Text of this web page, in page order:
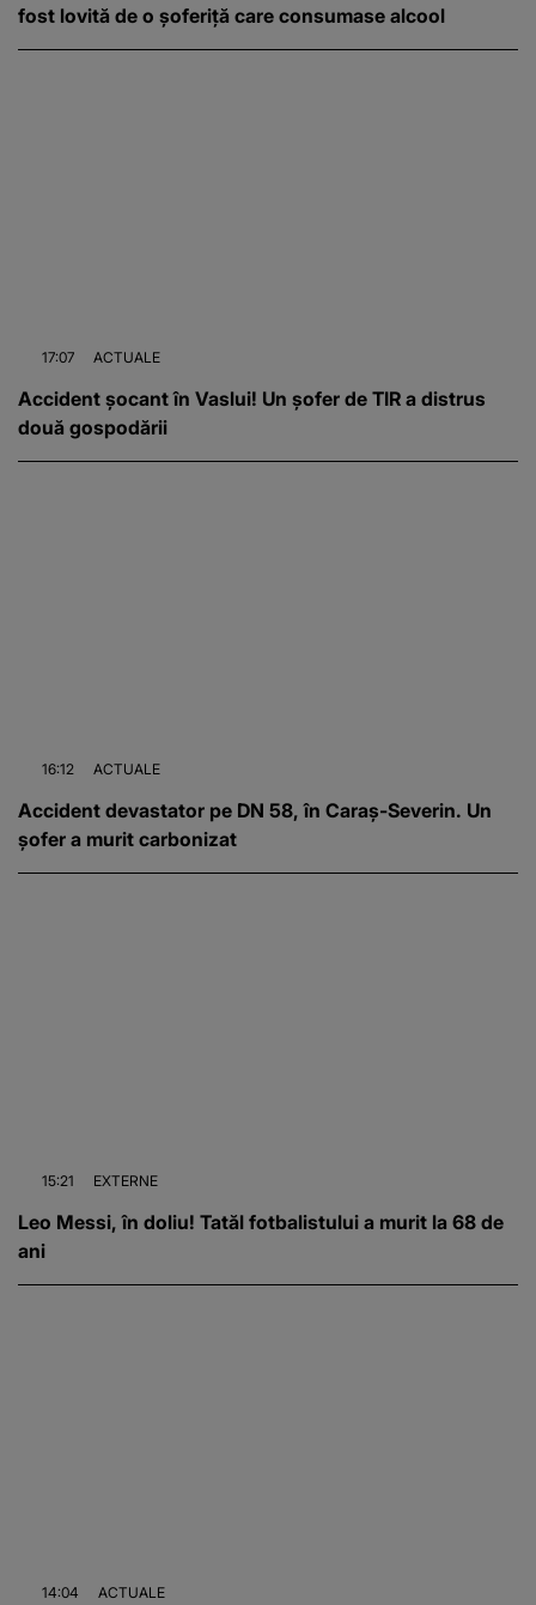
fost lovită de o șoferiță care consumase alcool
17:07 ACTUALE
Accident șocant în Vaslui! Un șofer de TIR a distrus
două gospodării
16:12 ACTUALE
Accident devastator pe DN 58, în Caraș-Severin. Un
șofer a murit carbonizat
15:21 EXTERNE
Leo Messi, în doliu! Tatăl fotbalistului a murit la 68 de
ani
14:04 ACTUALE